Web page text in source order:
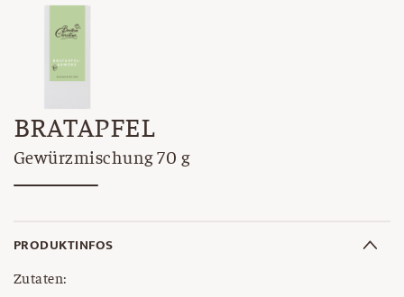
BRATAPFEL
Gewürzmischung 70 g
PRODUKTINFOS
Zutaten: